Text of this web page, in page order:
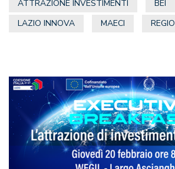
ATTRAZIONE INVESTIMENTI
BEI
LAZIO INNOVA
MAECI